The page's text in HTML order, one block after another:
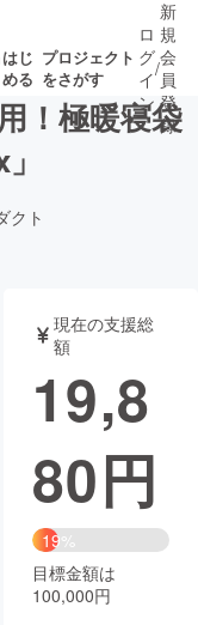
はじ
める
プロジェクト
をさがす
了が近いプ
ト
音楽
ゲーム・
書籍・雑誌
チャレンジ
ロ
グ
イ
ン
/
新
規
会
員
登
録
！極暖寝袋
クト
現在の支援総
額
19,8
80円
19%
目標金額は
100,000円